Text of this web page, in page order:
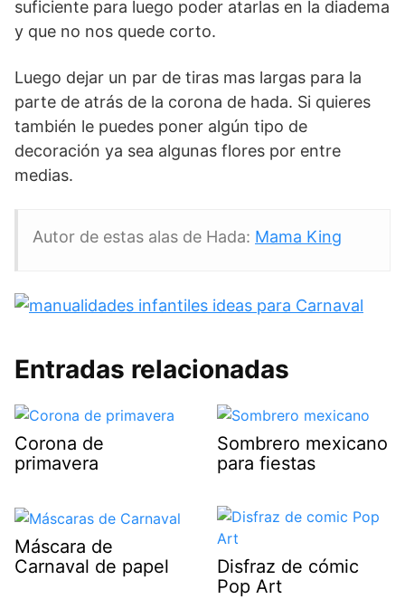
suficiente para luego poder atarlas en la diadema
y que no nos quede corto.
Luego dejar un par de tiras mas largas para la
parte de atrás de la corona de hada. Si quieres
también le puedes poner algún tipo de
decoración ya sea algunas flores por entre
medias.
Autor de estas alas de Hada: Mama King
Entradas relacionadas
Corona de
primavera
Sombrero mexicano
para fiestas
Máscara de
Carnaval de papel
Disfraz de cómic
Pop Art